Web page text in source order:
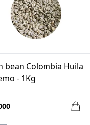
bean Colombia Huila
- 1Kg